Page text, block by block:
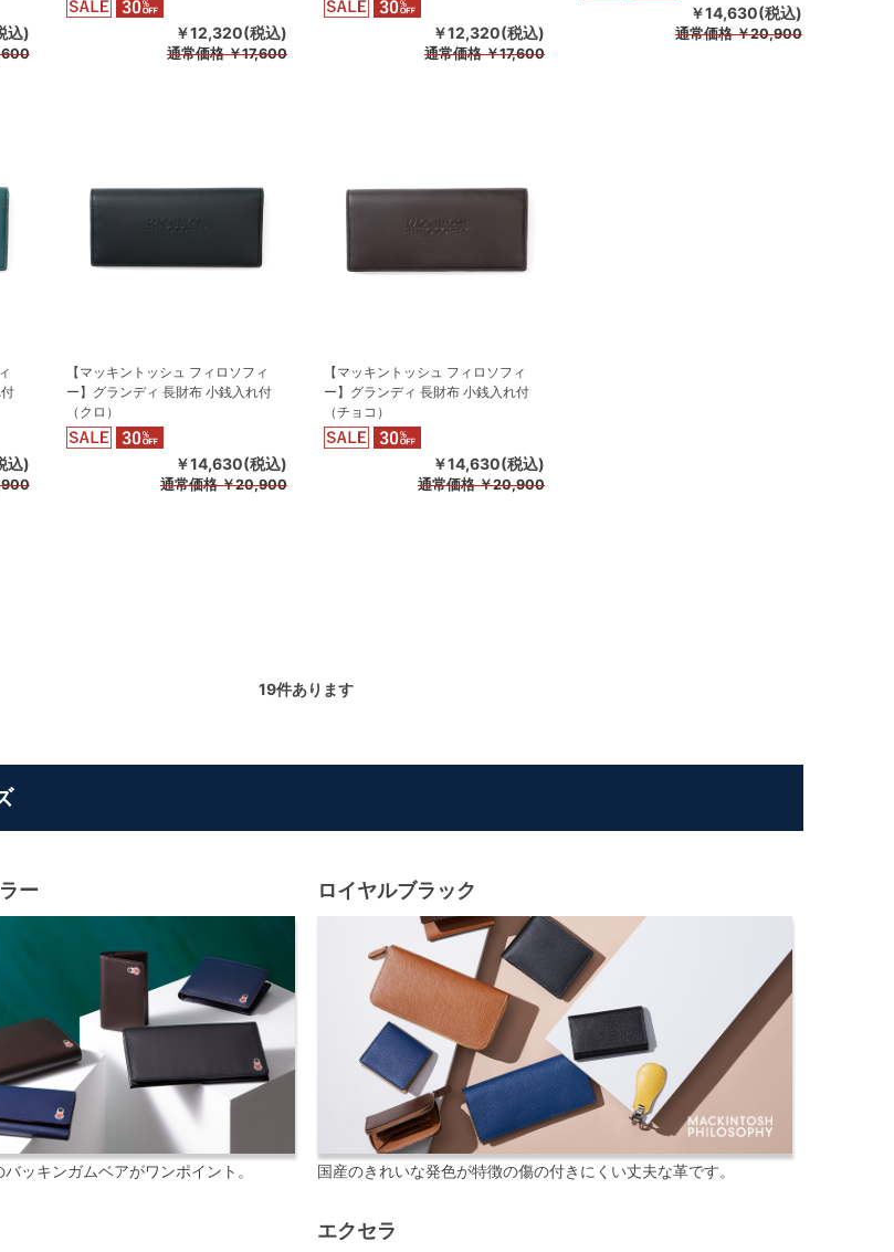
込) ￥12,320(税込)
通常価格￥17,600
￥12,320(税込)
通常価格￥17,600
￥14,630(税込)
通常価格￥20,900
込)
【マッキントッシュ フィロソフィ
ー】グランディ 長財布 小銭入れ付
（クロ）
￥14,630(税込)
通常価格￥20,900
【マッキントッシュ フィロソフィ
ー】グランディ 長財布 小銭入れ付
（チョコ）
￥14,630(税込)
通常価格￥20,900
19件あります
ー
ッキンガムベアがワンポイント。
ロイヤルブラック
国産のきれいな発色が特徴の傷の付きにくい丈夫な革です。
エクセラ